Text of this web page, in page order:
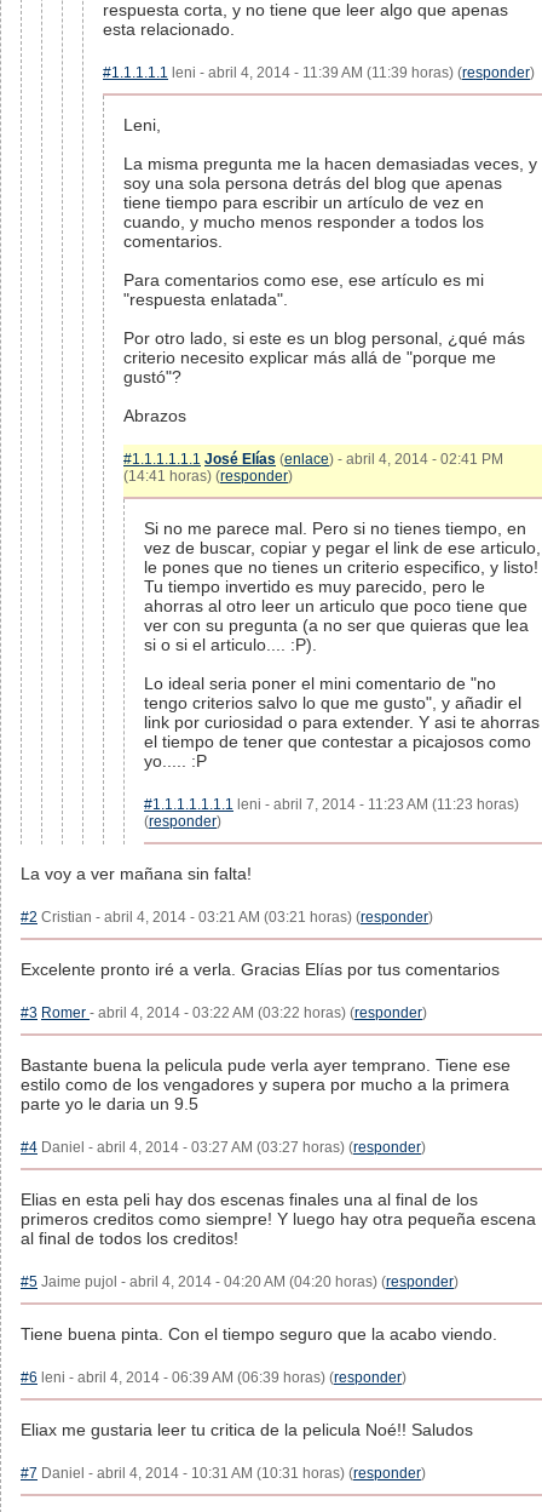
respuesta corta, y no tiene que leer algo que apenas
esta relacionado.
#1.1.1.1.1 leni - abril 4, 2014 - 11:39 AM (11:39 horas) (responder)
Leni,
La misma pregunta me la hacen demasiadas veces, y
soy una sola persona detrás del blog que apenas
tiene tiempo para escribir un artículo de vez en
cuando, y mucho menos responder a todos los
comentarios.
Para comentarios como ese, ese artículo es mi
"respuesta enlatada".
Por otro lado, si este es un blog personal, ¿qué más
criterio necesito explicar más allá de "porque me
gustó"?
Abrazos
#1.1.1.1.1.1 José Elías (enlace) - abril 4, 2014 - 02:41 PM
(14:41 horas) (responder)
Si no me parece mal. Pero si no tienes tiempo, en
vez de buscar, copiar y pegar el link de ese articulo,
le pones que no tienes un criterio especifico, y listo!
Tu tiempo invertido es muy parecido, pero le
ahorras al otro leer un articulo que poco tiene que
ver con su pregunta (a no ser que quieras que lea
si o si el articulo.... :P).
Lo ideal seria poner el mini comentario de "no
tengo criterios salvo lo que me gusto", y añadir el
link por curiosidad o para extender. Y asi te ahorras
el tiempo de tener que contestar a picajosos como
yo..... :P
#1.1.1.1.1.1.1 leni - abril 7, 2014 - 11:23 AM (11:23 horas)
(responder)
La voy a ver mañana sin falta!
#2 Cristian - abril 4, 2014 - 03:21 AM (03:21 horas) (responder)
Excelente pronto iré a verla. Gracias Elías por tus comentarios
#3 Romer - abril 4, 2014 - 03:22 AM (03:22 horas) (responder)
Bastante buena la pelicula pude verla ayer temprano. Tiene ese
estilo como de los vengadores y supera por mucho a la primera
parte yo le daria un 9.5
#4 Daniel - abril 4, 2014 - 03:27 AM (03:27 horas) (responder)
Elias en esta peli hay dos escenas finales una al final de los
primeros creditos como siempre! Y luego hay otra pequeña escena
al final de todos los creditos!
#5 Jaime pujol - abril 4, 2014 - 04:20 AM (04:20 horas) (responder)
Tiene buena pinta. Con el tiempo seguro que la acabo viendo.
#6 leni - abril 4, 2014 - 06:39 AM (06:39 horas) (responder)
Eliax me gustaria leer tu critica de la pelicula Noé!! Saludos
#7 Daniel - abril 4, 2014 - 10:31 AM (10:31 horas) (responder)